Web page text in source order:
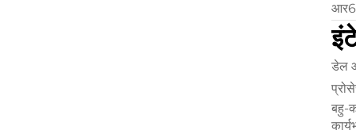
डेल
बहु-